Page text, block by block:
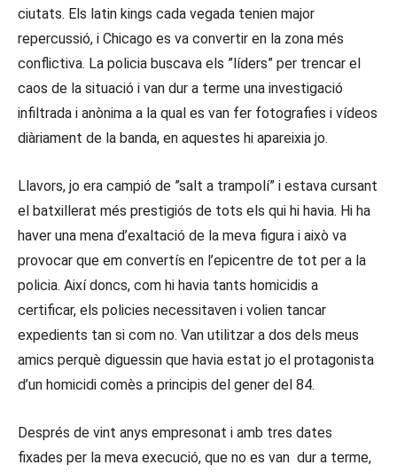
ciutats. Els latin kings cada vegada tenien major
repercussió, i Chicago es va convertir en la zona més
conflictiva. La policia buscava els ”líders” per trencar el
caos de la situació i van dur a terme una investigació
infiltrada i anònima a la qual es van fer fotografies i vídeos
diàriament de la banda, en aquestes hi apareixia jo.
Llavors, jo era campió de ”salt a trampolí” i estava cursant
el batxillerat més prestigiós de tots els qui hi havia. Hi ha
haver una mena d’exaltació de la meva figura i això va
provocar que em convertís en l’epicentre de tot per a la
policia. Així doncs, com hi havia tants homicidis a
certificar, els policies necessitaven i volien tancar
expedients tan si com no. Van utilitzar a dos dels meus
amics perquè diguessin que havia estat jo el protagonista
d’un homicidi comès a principis del gener del 84.
Després de vint anys empresonat i amb tres dates
fixades per la meva execució, que no es van dur a terme,